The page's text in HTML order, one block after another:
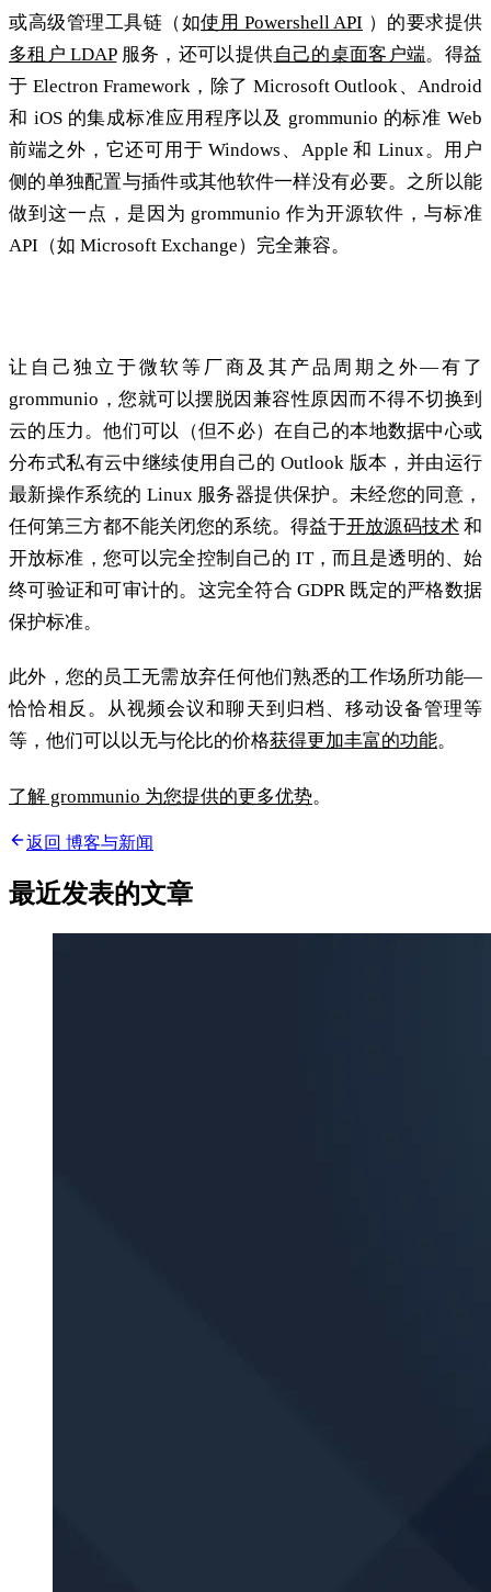
或高级管理工具链（如使用 Powershell API ）的要求提供
多租户 LDAP服务，还可以提供自己的桌面客户端。得益
于 Electron Framework，除了 Microsoft Outlook、Android
和 iOS 的集成标准应用程序以及 grommunio 的标准 Web
前端之外，它还可用于 Windows、Apple 和 Linux。用户
侧的单独配置与插件或其他软件一样没有必要。之所以能
做到这一点，是因为 grommunio 作为开源软件，与标准
API（如 Microsoft Exchange）完全兼容。
让自己独立于微软等厂商及其产品周期之外—有了
grommunio，您就可以摆脱因兼容性原因而不得不切换到
云的压力。他们可以（但不必）在自己的本地数据中心或
分布式私有云中继续使用自己的 Outlook 版本，并由运行
最新操作系统的 Linux 服务器提供保护。未经您的同意，
任何第三方都不能关闭您的系统。得益于开放源码技术和
开放标准，您可以完全控制自己的 IT，而且是透明的、始
终可验证和可审计的。这完全符合 GDPR 既定的严格数据
保护标准。
此外，您的员工无需放弃任何他们熟悉的工作场所功能—
恰恰相反。从视频会议和聊天到归档、移动设备管理等
等，他们可以以无与伦比的价格获得更加丰富的功能。
了解 grommunio 为您提供的更多优势。
返回 博客与新闻
最近发表的文章